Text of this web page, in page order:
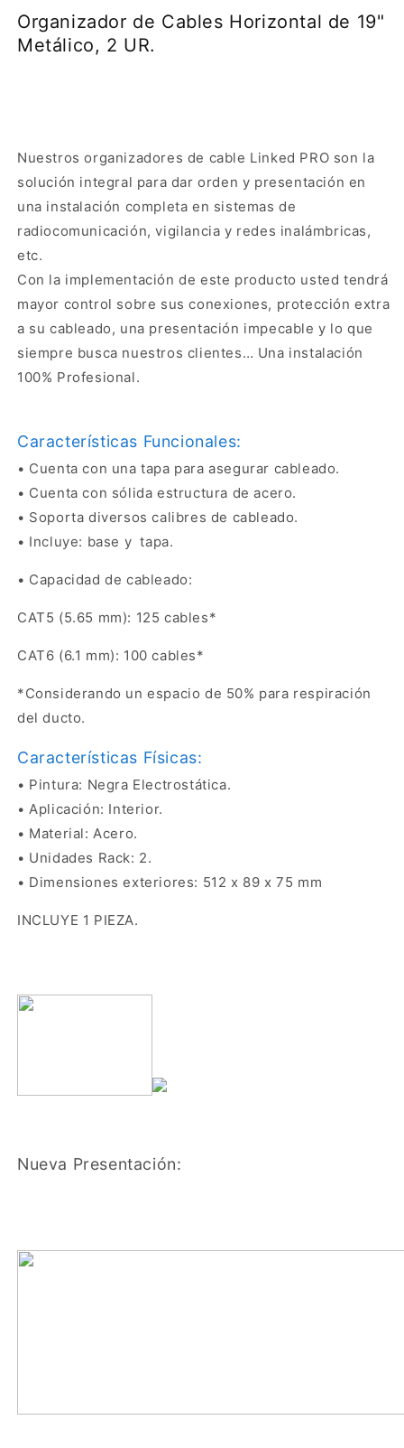
19&quot;
Metálico,
2
19&quot;
Metálico,
2
Organizador de Cables Horizontal de 19"
Metálico, 2 UR.
Nuestros organizadores de cable Linked PRO son la
solución integral para dar orden y presentación en
una instalación completa en sistemas de
radiocomunicación, vigilancia y redes inalámbricas,
etc.
Con la implementación de este producto usted tendrá
mayor control sobre sus conexiones, protección extra
a su cableado, una presentación impecable y lo que
siempre busca nuestros clientes… Una instalación
100% Profesional.
Características Funcionales:
• Cuenta con una tapa para asegurar cableado.
• Cuenta con sólida estructura de acero.
• Soporta diversos calibres de cableado.
• Incluye: base y tapa.
• Capacidad de cableado:
CAT5 (5.65 mm): 125 cables*
CAT6 (6.1 mm): 100 cables*
*Considerando un espacio de 50% para respiración
del ducto.
Características Físicas:
• Pintura: Negra Electrostática.
• Aplicación: Interior.
• Material: Acero.
• Unidades Rack: 2.
• Dimensiones exteriores: 512 x 89 x 75 mm
INCLUYE 1 PIEZA.
Nueva Presentación: